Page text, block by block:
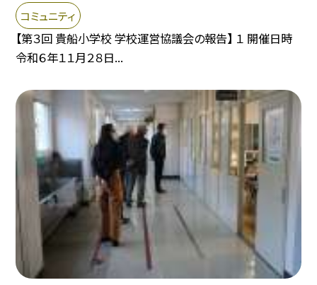
コミュニティ
【第３回 貴船小学校 学校運営協議会の報告】 １ 開催日時
令和６年１１月２８日...